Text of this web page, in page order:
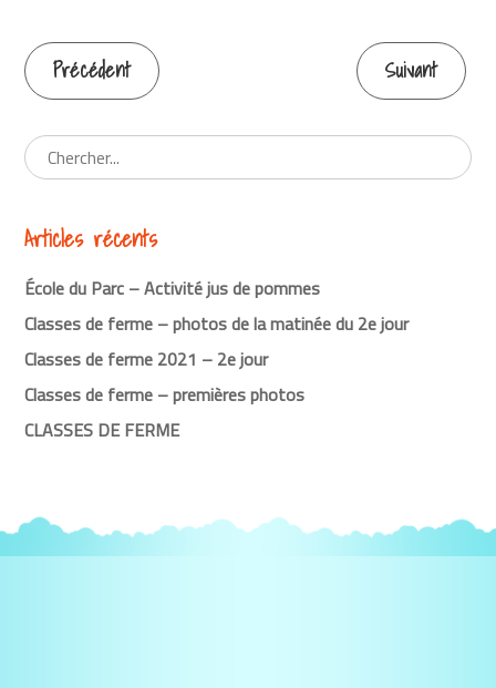
Continuer
la
lecture
Précédent Suivant
Articles récents
École du Parc – Activité jus de pommes
Classes de ferme – photos de la matinée du 2e jour
Classes de ferme 2021 – 2e jour
Classes de ferme – premières photos
CLASSES DE FERME